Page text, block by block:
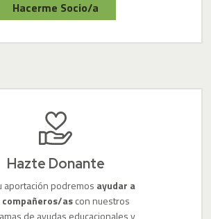
Hacerme Socio/a
Hazte Donante
aportación podremos ayudar a
compañeros/ascon nuestros
de ayudas educacionales y